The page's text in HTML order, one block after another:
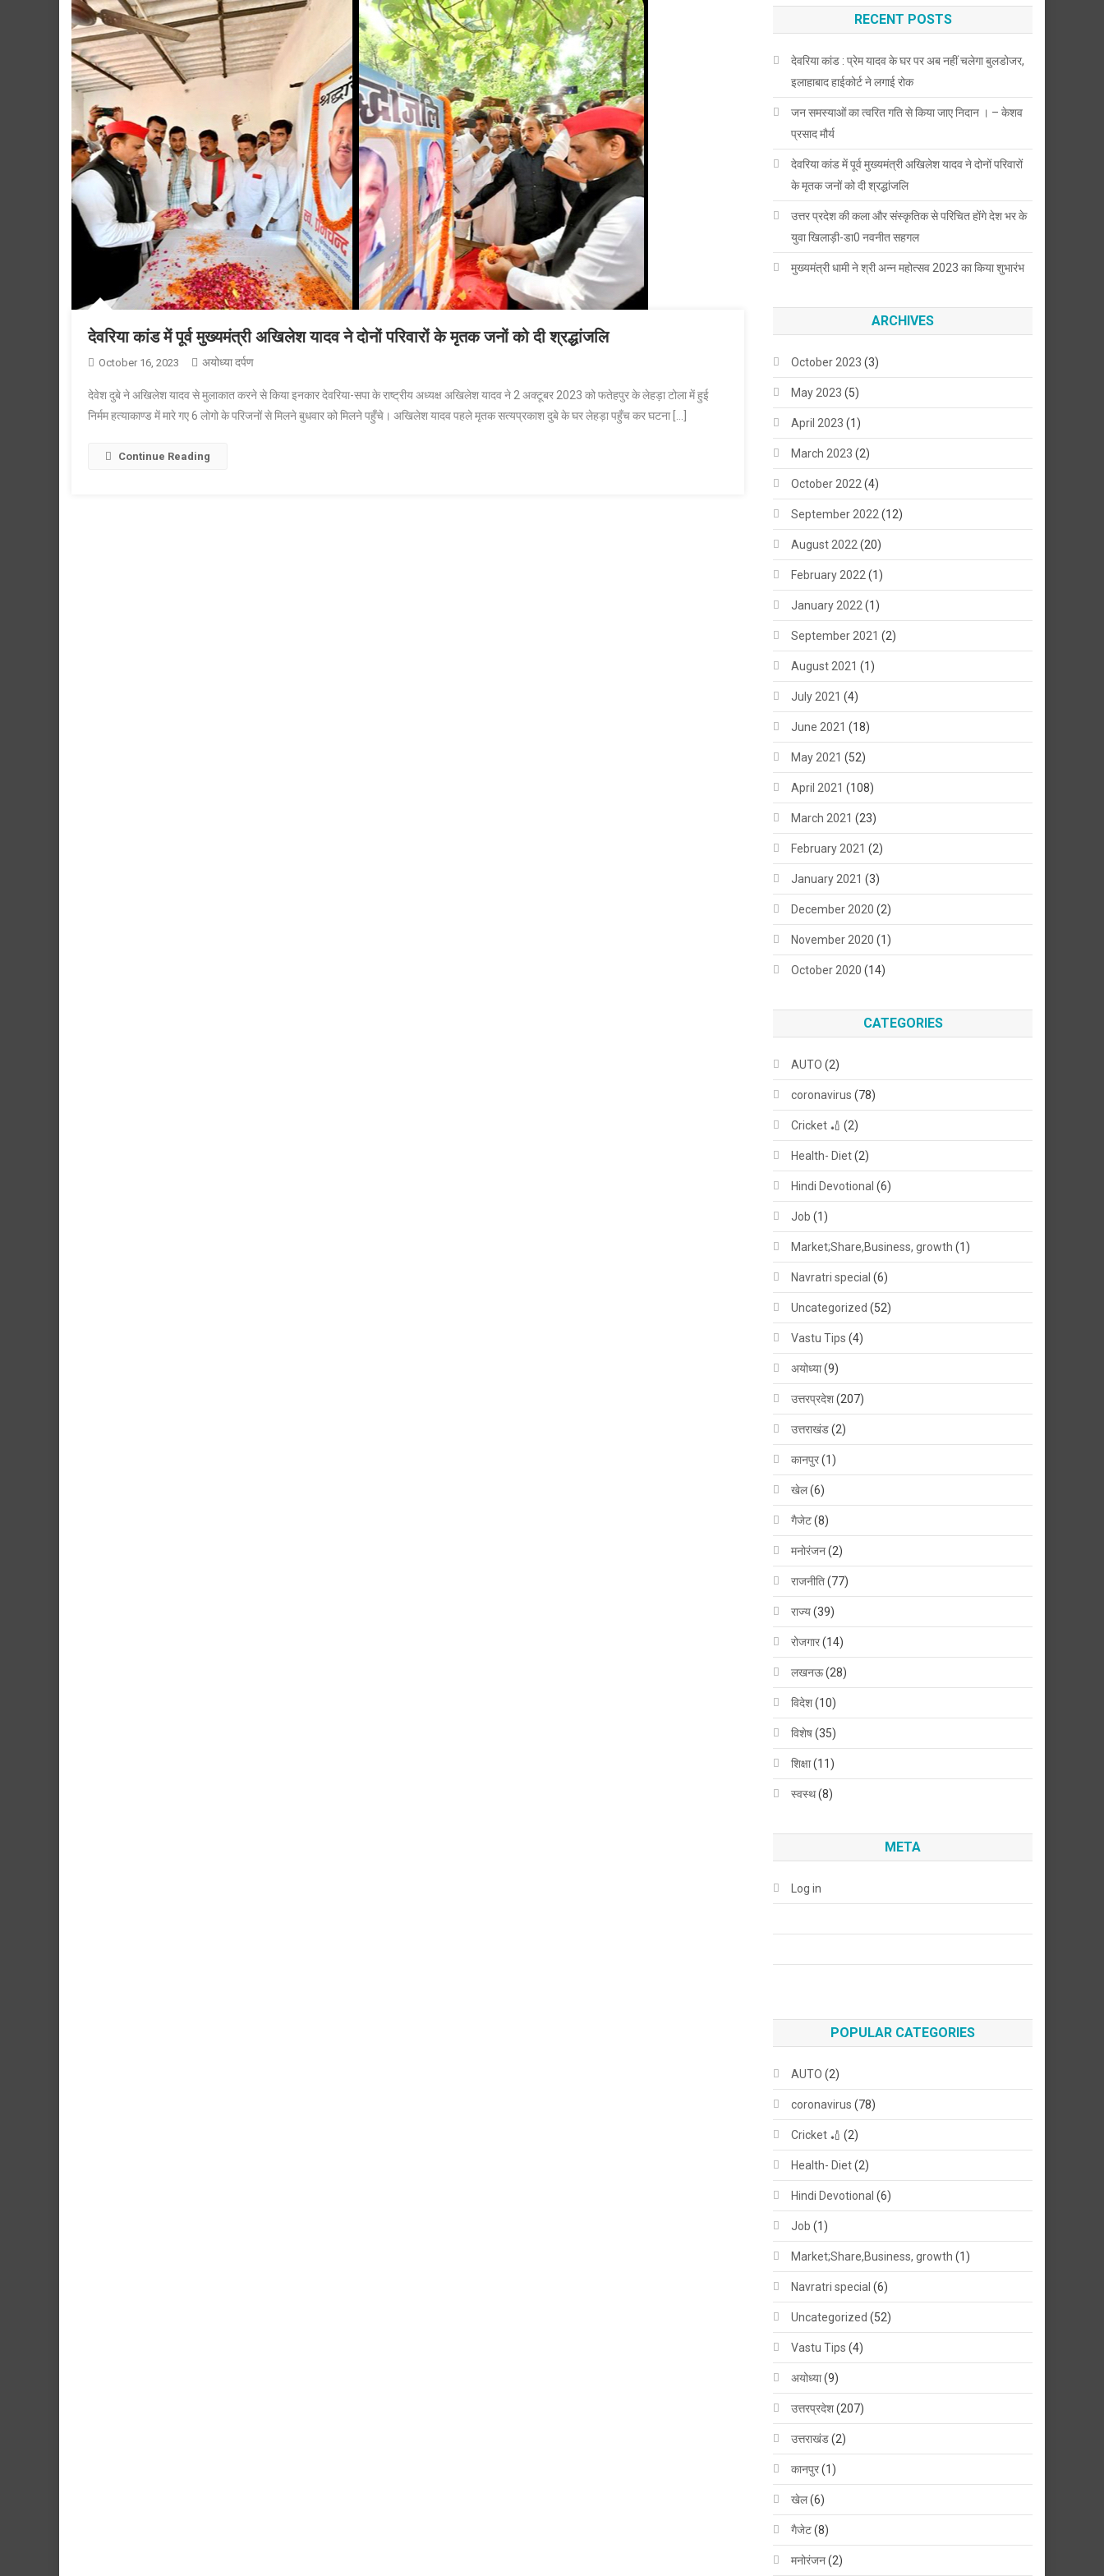
देवरिया कांड में पूर्व मुख्यमंत्री अखिलेश यादव ने दोनों परिवारों के मृतक जनों को दी श्रद्धांजलि
October 16, 2023 अयोध्या दर्पण
देवेश दुबे ने अखिलेश यादव से मुलाकात करने से किया इनकार देवरिया-सपा के राष्ट्रीय अध्यक्ष अखिलेश यादव ने 2 अक्टूबर 2023 को फतेहपुर के लेहड़ा टोला में हुई
निर्मम हत्याकाण्ड में मारे गए 6 लोगो के परिजनों से मिलने बुधवार को मिलने पहुँचे। अखिलेश यादव पहले मृतक सत्यप्रकाश दुबे के घर लेहड़ा पहुँच कर घटना […]
Continue Reading
RECENT POSTS
देवरिया कांड : प्रेम यादव के घर पर अब नहीं चलेगा बुलडोजर,
इलाहाबाद हाईकोर्ट ने लगाई रोक
जन समस्याओं का त्वरित गति से किया जाए निदान । – केशव
प्रसाद मौर्य
देवरिया कांड में पूर्व मुख्यमंत्री अखिलेश यादव ने दोनों परिवारों
के मृतक जनों को दी श्रद्धांजलि
उत्तर प्रदेश की कला और संस्कृतिक से परिचित होंगे देश भर के
युवा खिलाड़ी-डा0 नवनीत सहगल
मुख्यमंत्री धामी ने श्री अन्न महोत्सव 2023 का किया शुभारंभ
ARCHIVES
October 2023 (3)
May 2023 (5)
April 2023 (1)
March 2023 (2)
October 2022 (4)
September 2022 (12)
August 2022 (20)
February 2022 (1)
January 2022 (1)
September 2021 (2)
August 2021 (1)
July 2021 (4)
June 2021 (18)
May 2021 (52)
April 2021 (108)
March 2021 (23)
February 2021 (2)
January 2021 (3)
December 2020 (2)
November 2020 (1)
October 2020 (14)
CATEGORIES
AUTO (2)
coronavirus (78)
Cricket 🏏 (2)
Health- Diet(2)
Hindi Devotional (6)
Job (1)
Market;Share,Business, growth (1)
Navratri special (6)
Uncategorized (52)
Vastu Tips (4)
अयोध्या(9)
उत्तरप्रदेश(207)
उत्तराखंड(2)
कानपुर(1)
खेल(6)
गैजेट(8)
मनोरंजन(2)
राजनीति(77)
राज्य(39)
रोजगार(14)
लखनऊ(28)
विदेश(10)
विशेष(35)
शिक्षा(11)
स्वस्थ(8)
META
Log in
POPULAR CATEGORIES
AUTO (2)
coronavirus (78)
Cricket 🏏 (2)
Health- Diet(2)
Hindi Devotional (6)
Job (1)
Market;Share,Business, growth (1)
Navratri special (6)
Uncategorized (52)
Vastu Tips (4)
अयोध्या(9)
उत्तरप्रदेश(207)
उत्तराखंड(2)
कानपुर(1)
खेल(6)
गैजेट(8)
मनोरंजन(2)